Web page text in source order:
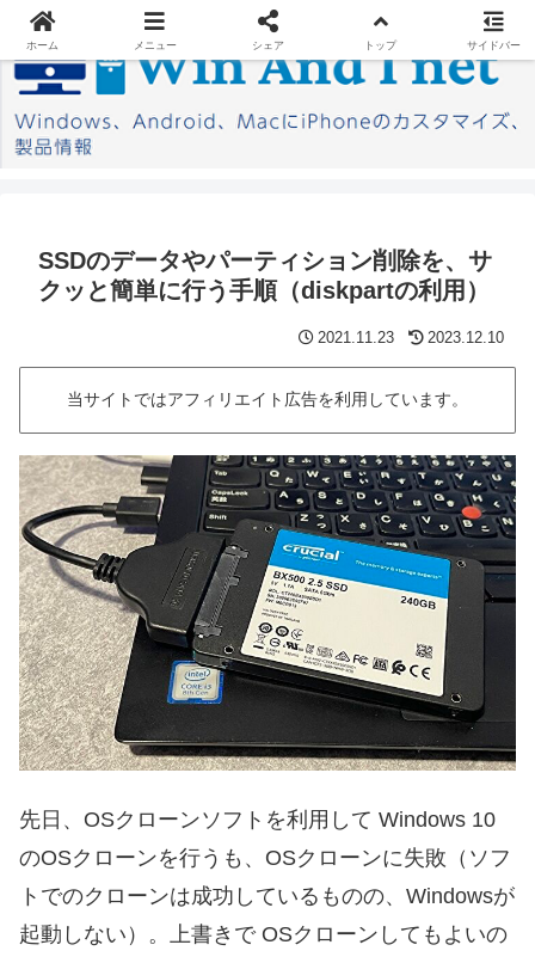
SSDのデータやパーティション削除を、サ
クッと簡単に行う手順（diskpartの利用）
2021.11.23 2023.12.10
当サイトではアフィリエイト広告を利用しています。
先日、OSクローンソフトを利用して Windows 10
のOSクローンを行うも、OSクローンに失敗（ソフ
トでのクローンは成功しているものの、Windowsが
起動しない）。上書きで OSクローンしてもよいの
ホーム メニュー シェア トップ サイドバー